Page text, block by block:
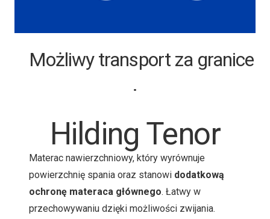
Możliwy transport za granice
.
Hilding Tenor
Materac nawierzchniowy, który wyrównuje
powierzchnię spania oraz stanowi dodatkową
ochronę materaca głównego. Łatwy w
przechowywaniu dzięki możliwości zwijania.